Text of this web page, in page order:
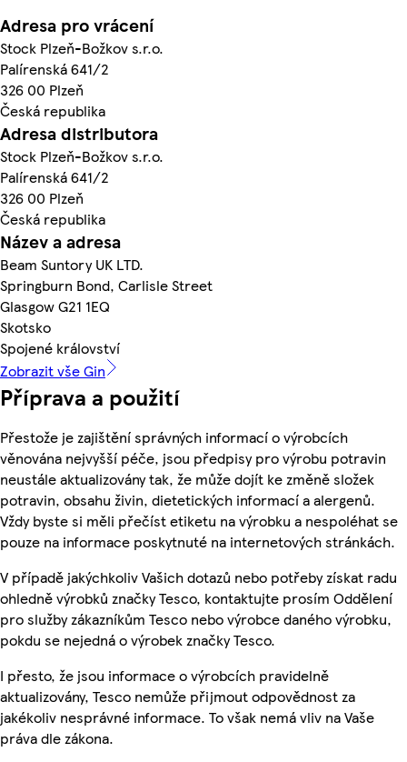
Adresa pro vrácení
Stock Plzeň-Božkov s.r.o.
Palírenská 641/2
326 00 Plzeň
Česká republika
Adresa distributora
Stock Plzeň-Božkov s.r.o.
Palírenská 641/2
326 00 Plzeň
Česká republika
Název a adresa
Beam Suntory UK LTD.
Springburn Bond, Carlisle Street
Glasgow G21 1EQ
Skotsko
Spojené království
Zobrazit vše Gin
Příprava a použití
Přestože je zajištění správných informací o výrobcích
věnována nejvyšší péče, jsou předpisy pro výrobu potravin
neustále aktualizovány tak, že může dojít ke změně složek
potravin, obsahu živin, dietetických informací a alergenů.
Vždy byste si měli přečíst etiketu na výrobku a nespoléhat se
pouze na informace poskytnuté na internetových stránkách.
V případě jakýchkoliv Vašich dotazů nebo potřeby získat radu
ohledně výrobků značky Tesco, kontaktujte prosím Oddělení
pro služby zákazníkům Tesco nebo výrobce daného výrobku,
pokdu se nejedná o výrobek značky Tesco.
I přesto, že jsou informace o výrobcích pravidelně
aktualizovány, Tesco nemůže přijmout odpovědnost za
jakékoliv nesprávné informace. To však nemá vliv na Vaše
práva dle zákona.